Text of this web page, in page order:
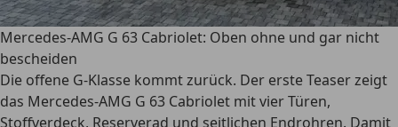
Mercedes-AMG G 63 Cabriolet: Oben ohne und gar nicht
bescheiden
Die offene G-Klasse kommt zurück. Der erste Teaser zeigt
das Mercedes-AMG G 63 Cabriolet mit vier Türen,
Stoffverdeck, Reserverad und seitlichen Endrohren. Damit